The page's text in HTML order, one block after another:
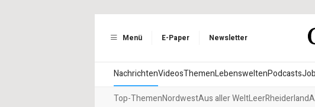
Menü E-Paper Newsletter
NachrichtenVideosThemenLebensweltenPodcasts
Top-ThemenNordwestAus aller WeltLeerRheiderland